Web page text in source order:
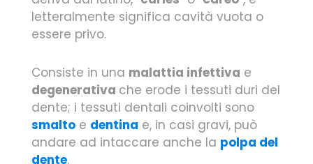
letteralmente significa cavità vuota o
essere privo.
Consiste in una malattia infettiva e
degenerativa che erode i tessuti duri del
dente; i tessuti dentali coinvolti sono
smalto e dentina e, in casi gravi, può
andare ad intaccare anche la polpa del
dente.